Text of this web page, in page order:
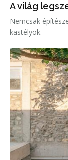
A világ
Nemcsak
kastélyok.